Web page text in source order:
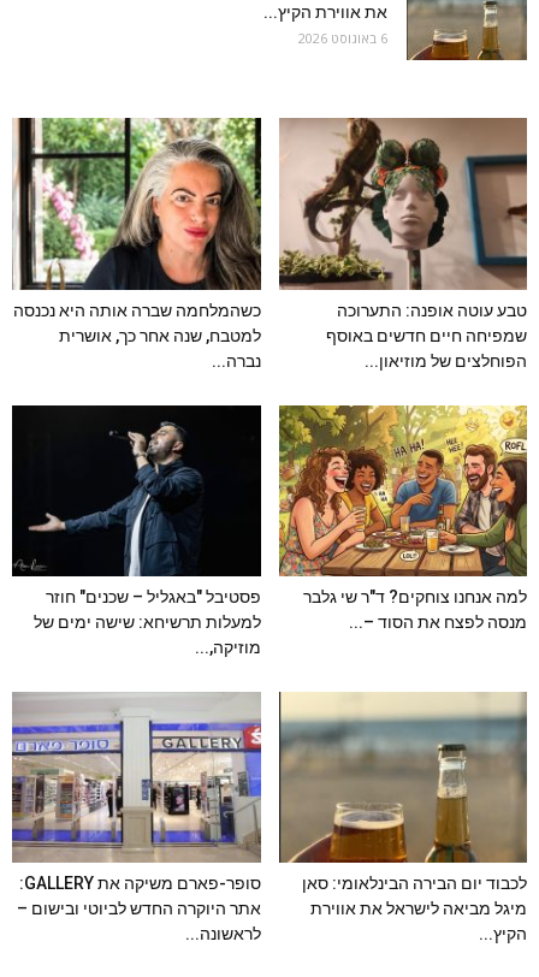
את אווירת הקיץ...
6 באוגוסט 2026
טבע עוטה אופנה: התערוכה
שמפיחה חיים חדשים באוסף
הפוחלצים של מוזיאון...
כשהמלחמה שברה אותה היא נכנסה
למטבח, שנה אחר כך, אושרית
נברה...
למה אנחנו צוחקים? ד"ר שי גלבר
מנסה לפצח את הסוד –...
פסטיבל "באגליל – שכנים" חוזר
למעלות תרשיחא: שישה ימים של
מוזיקה,...
לכבוד יום הבירה הבינלאומי: סאן
מיגל מביאה לישראל את אווירת
הקיץ...
סופר-פארם משיקה את GALLERY:
אתר היוקרה החדש לביוטי ובישום –
לראשונה...